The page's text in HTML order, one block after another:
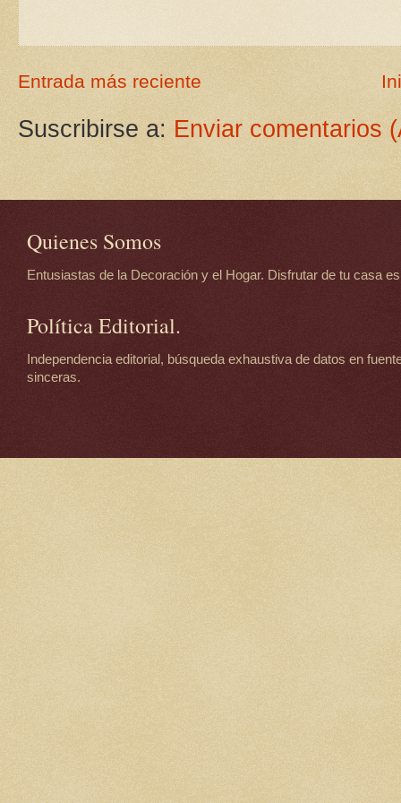
Entrada más reciente
Suscribirse a: Enviar comentarios
Quienes Somos
Entusiastas de la Decoración y el Hogar. Disfrutar de tu casa
Política Editorial.
Independencia editorial, búsqueda exhaustiva de datos en
sinceras.